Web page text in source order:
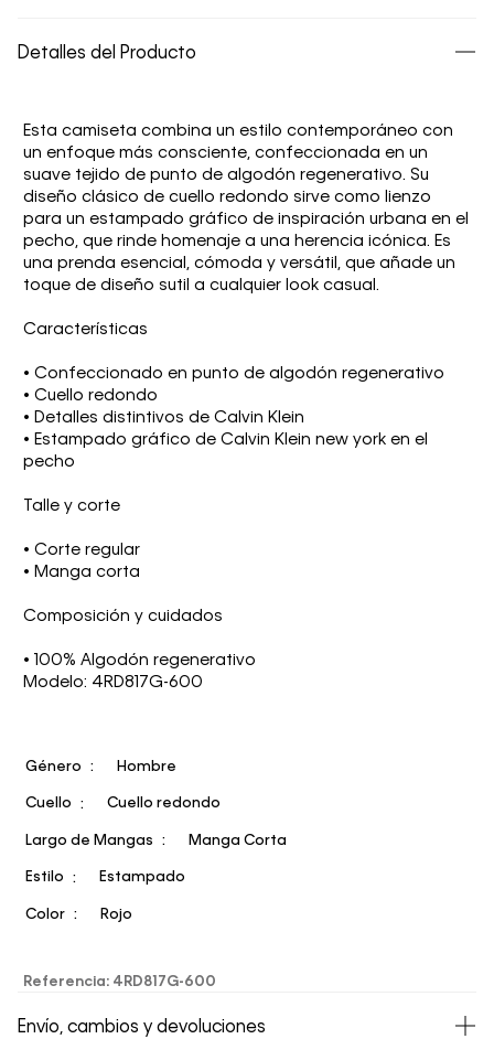
Detalles del Producto
Esta camiseta combina un estilo contemporáneo con
un enfoque más consciente, confeccionada en un
suave tejido de punto de algodón regenerativo. Su
diseño clásico de cuello redondo sirve como lienzo
para un estampado gráfico de inspiración urbana en el
pecho, que rinde homenaje a una herencia icónica. Es
una prenda esencial, cómoda y versátil, que añade un
toque de diseño sutil a cualquier look casual.
Características
• Confeccionado en punto de algodón regenerativo
• Cuello redondo
• Detalles distintivos de Calvin Klein
• Estampado gráfico de Calvin Klein new york en el
pecho
Talle y corte
• Corte regular
• Manga corta
Composición y cuidados
• 100% Algodón regenerativo
Modelo: 4RD817G-600
Género Hombre
Cuello Cuello redondo
Largo de Mangas Manga Corta
Estilo Estampado
Color Rojo
Referencia: 4RD817G-600
Envío, cambios y devoluciones